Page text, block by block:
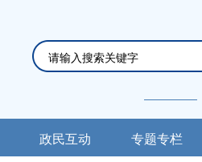
政民互动 专题专栏